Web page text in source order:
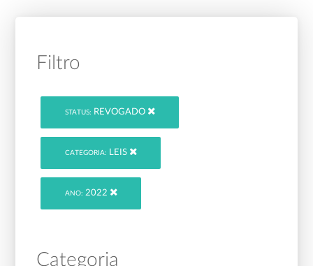
Filtro
STATUS: REVOGADO
CATEGORIA: LEIS
ANO: 2022
Categoria